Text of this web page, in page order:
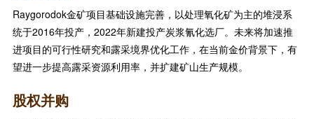
Raygorodok金矿项目基础设施完善，以处理氧化矿为主的堆浸系
统于2016年投产，2022年新建投产炭浆氰化选厂。未来将加速推
进项目的可行性研究和露采境界优化工作，在当前金价背景下，有
望进一步提高露采资源利用率，并扩建矿山生产规模。
股权并购